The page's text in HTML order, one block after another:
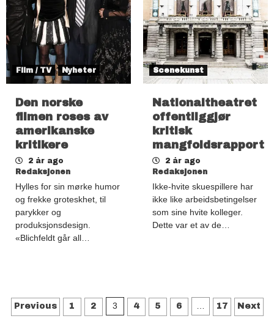
Film / TV Nyheter
Den norske
filmen roses av
amerikanske
kritikere
2 år ago
Redaksjonen
Hylles for sin mørke humor
og frekke groteskhet, til
parykker og
produksjonsdesign.
«Blichfeldt går all…
Scenekunst
Nationaltheatret
offentliggjør
kritisk
mangfoldsrapport
2 år ago
Redaksjonen
Ikke-hvite skuespillere har
ikke like arbeidsbetingelser
som sine hvite kolleger.
Dette var et av de…
Sidepaginering
Previous 1 2 3 4 5 6 17 Next